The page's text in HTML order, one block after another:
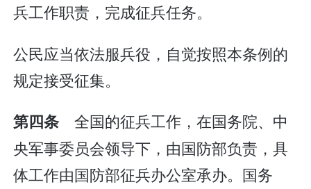
兵工作职责，完成征兵任务。
公民应当依法服兵役，自觉按照本条例的
规定接受征集。
第四条 全国的征兵工作，在国务院、中
央军事委员会领导下，由国防部负责，具
体工作由国防部征兵办公室承办。国务